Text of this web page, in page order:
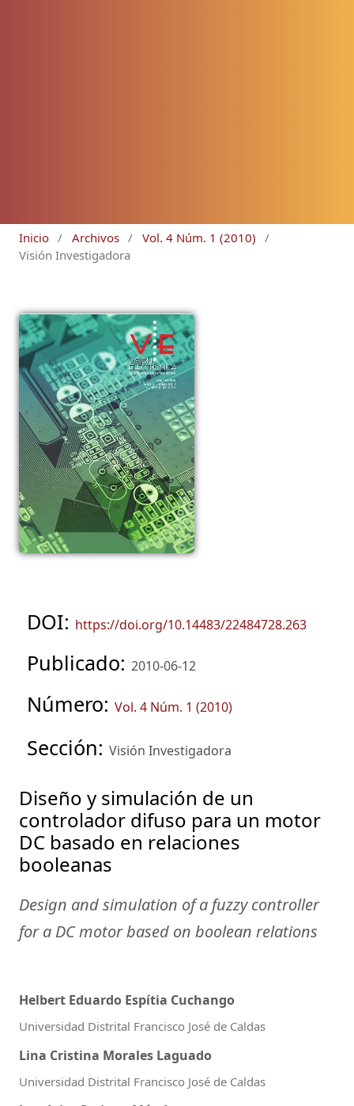
Inicio / Archivos / Vol. 4 Núm. 1 (2010)
/
Visión Investigadora
DOI: https://doi.org/10.14483/22484728.263
Publicado: 2010-06-12
Número: Vol. 4 Núm. 1 (2010)
Sección: Visión Investigadora
Diseño y simulación de un
controlador difuso para un motor
DC basado en relaciones
booleanas
Design and simulation of a fuzzy controller
for a DC motor based on boolean relations
Helbert Eduardo Espítia Cuchango
Universidad Distrital Francisco José de Caldas
Lina Cristina Morales Laguado
Universidad Distrital Francisco José de Caldas